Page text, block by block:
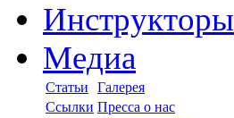
Инструкторы
Медиа
Статьи
Галерея
Ссылки Пресса о нас